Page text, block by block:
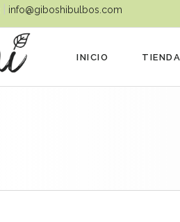
info@giboshibulbos.com
INICIO TIENDA